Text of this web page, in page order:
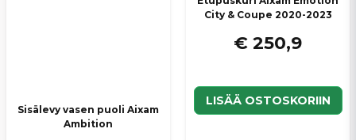
Sisälevy vasen puoli Aixam
Ambition
City & Coupe 2020-2023
€ 250,9
LISÄÄ OSTOSKORIIN